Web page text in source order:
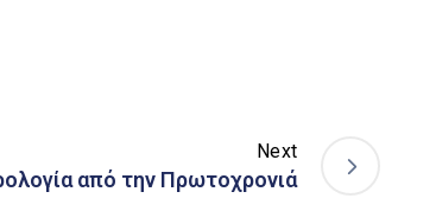
Next
από την Πρωτοχρονιά